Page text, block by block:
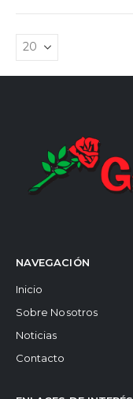
NAVEGACIÓN
Inicio
Sobre Nosotros
Noticias
Contacto